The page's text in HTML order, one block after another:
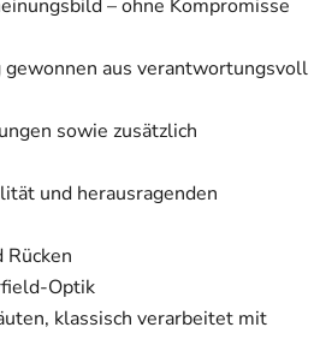
– ohne Kompromisse
gewonnen aus verantwortungsvoll
sowie zusätzlich
und herausragenden
Optik
klassisch verarbeitet mit